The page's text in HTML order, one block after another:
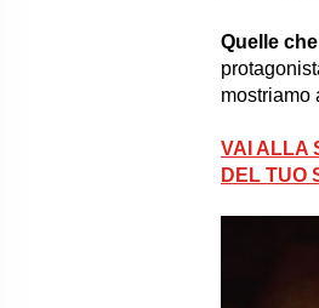
Quelle
mostriamo
VAI ALLA
DEL TUO